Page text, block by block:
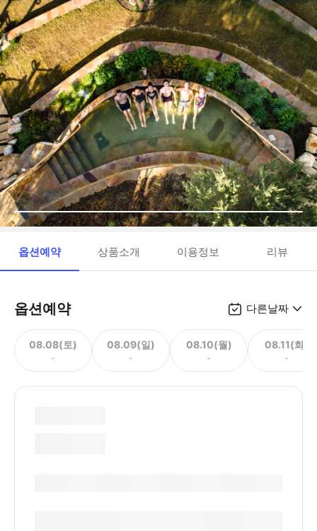
옵션예약 상품소개 이용정보 리뷰
옵션예약 다른날짜
08.08(토)
-
08.09(일)
-
08.10(월)
-
08.11(화)
-